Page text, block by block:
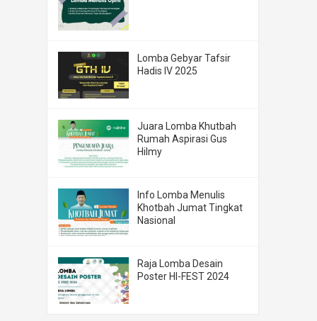
Lomba Gebyar Tafsir
Hadis IV 2025
Juara Lomba Khutbah
Rumah Aspirasi Gus
Hilmy
Info Lomba Menulis
Khotbah Jumat Tingkat
Nasional
Raja Lomba Desain
Poster HI-FEST 2024